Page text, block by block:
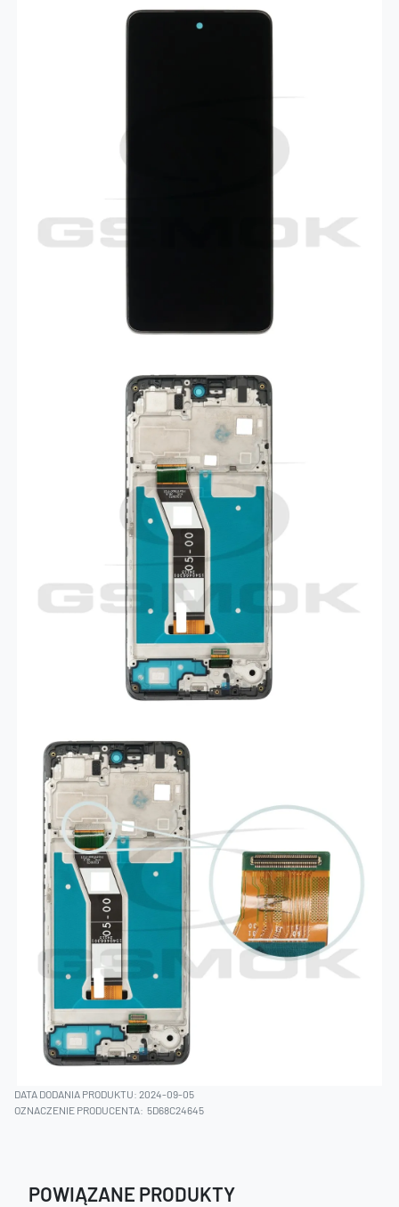
DATA DODANIA PRODUKTU: 2024-09-05
OZNACZENIE PRODUCENTA: 5D68C24645
POWIĄZANE PRODUKTY